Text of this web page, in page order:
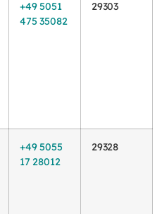
+49 5051
475 35082
29303
+49 5055
17 28012
29328